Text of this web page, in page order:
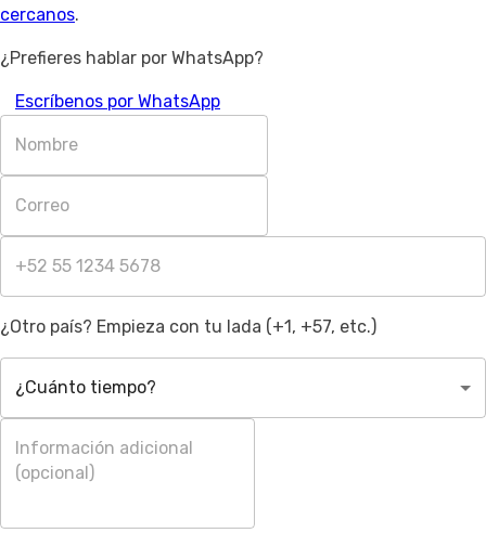
cercanos.
¿Prefieres hablar por WhatsApp?
Escríbenos por WhatsApp
¿Otro país? Empieza con tu lada (+1, +57, etc.)
¿Cuánto tiempo?